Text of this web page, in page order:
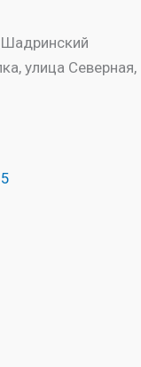
Шадринский
улица Северная,